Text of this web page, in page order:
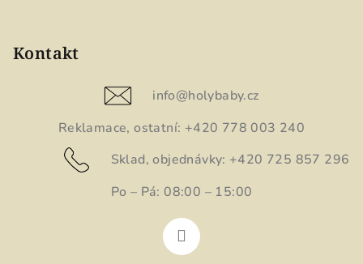
Kontakt
info@holybaby.cz
Reklamace, ostatní: +420 778 003 240
Sklad, objednávky: +420 725 857 296
Po – Pá: 08:00 – 15:00